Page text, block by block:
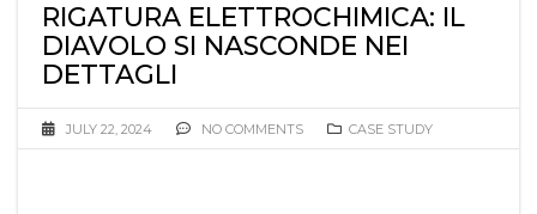
RIGATURA ELETTROCHIMICA: IL
DIAVOLO SI NASCONDE NEI
DETTAGLI
JULY 22, 2024 NO COMMENTS CASE STUDY